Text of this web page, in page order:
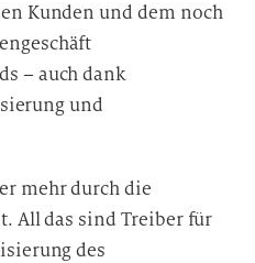
Kunden und dem noch
– auch dank
und
mehr durch die
All das sind Treiber für
des